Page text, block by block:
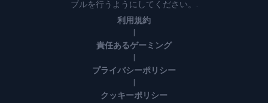
ブルを行うようにしてください。.
利用規約
責任あるゲーミング
プライバシーポリシー
クッキーポリシー